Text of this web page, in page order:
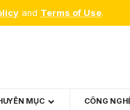
and Terms of Use.
MỤC CÔNG